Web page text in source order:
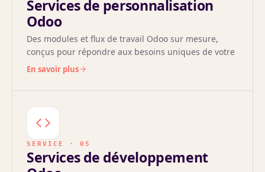
Services de personnalisation
Odoo
Des modules et flux de travail Odoo sur mesure,
conçus pour répondre aux besoins uniques de votre
entreprise et améliorer la productivité de l'équipe.
En savoir plus
SERVICE · 05
Services de développement